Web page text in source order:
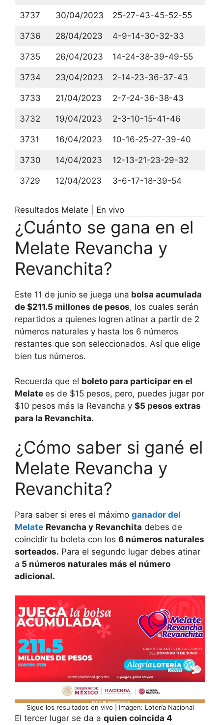
3737 30/04/2023 25-27-43-45-52-55
3736 28/04/2023 4-9-14-30-32-33
3735 26/04/2023 14-24-38-39-49-55
3734 23/04/2023 2-14-23-36-37-43
3733 21/04/2023 2-7-24-36-38-43
3732 19/04/2023 2-3-10-15-41-46
3731 16/04/2023 10-16-25-27-39-40
3730 14/04/2023 12-13-21-23-29-32
3729 12/04/2023 3-6-17-18-39-54
Resultados Melate | En vivo
¿Cuánto se gana en el
Melate Revancha y
Revanchita?
Este 11 de junio se juega una bolsa acumulada
de $211.5 millones de pesos, los cuales serán
repartidos a quienes logren atinar a partir de 2
números naturales y hasta los 6 números
restantes que son seleccionados. Así que elige
bien tus números.
Recuerda que el boleto para participar en el
Melate es de $15 pesos, pero, puedes jugar por
$10 pesos más la Revancha y $5 pesos extras
para la Revanchita.
¿Cómo saber si gané el
Melate Revancha y
Revanchita?
Para saber si eres el máximo ganador del
Melate Revancha y Revanchita debes de
coincidir tu boleta con los 6 números naturales
sorteados. Para el segundo lugar debes atinar
a 5 números naturales más el número
adicional.
Sigue los resultados en vivo | Imagen: Lotería Nacional
El tercer lugar se da a quien coincida 4